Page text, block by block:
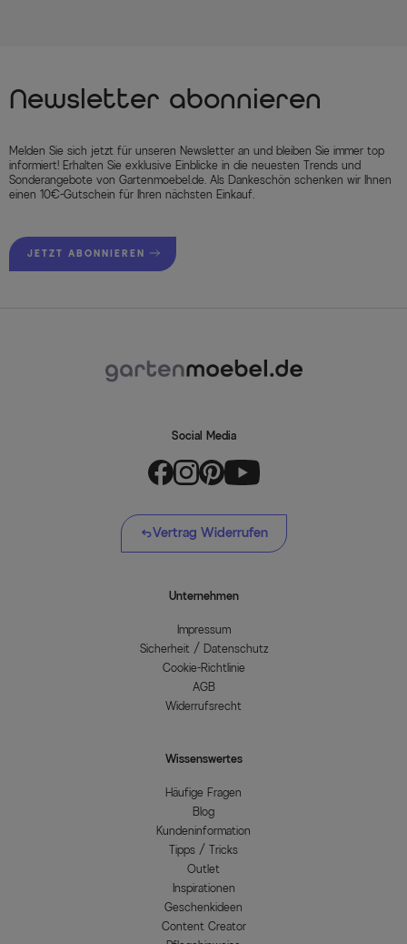
Newsletter abonnieren
Melden Sie sich jetzt für unseren Newsletter an und bleiben Sie immer top
informiert! Erhalten Sie exklusive Einblicke in die neuesten Trends und
Sonderangebote von Gartenmoebel.de. Als Dankeschön schenken wir Ihnen
einen 10€-Gutschein für Ihren nächsten Einkauf.
JETZT ABONNIEREN
Social Media
Vertrag Widerrufen
Unternehmen
Impressum
Sicherheit / Datenschutz
Cookie-Richtlinie
AGB
Widerrufsrecht
Wissenswertes
Häufige Fragen
Blog
Kundeninformation
Tipps / Tricks
Outlet
Inspirationen
Geschenkideen
Content Creator